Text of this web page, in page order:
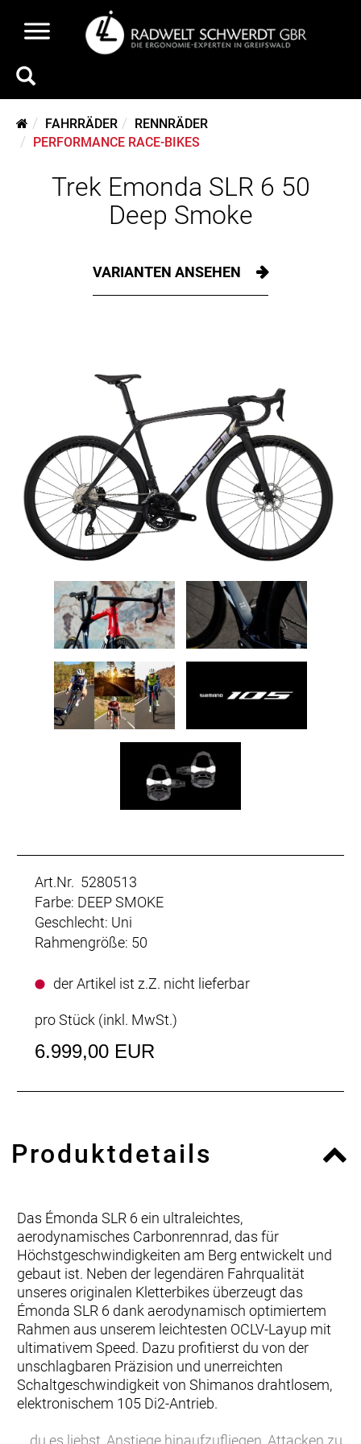
FAHRRÄDER
RENNRÄDER
PERFORMANCE RACE-BIKES
Trek Emonda SLR 6 50
Deep Smoke
VARIANTEN ANSEHEN
Art.Nr. 5280513
Farbe: DEEP SMOKE
Geschlecht: Uni
Rahmengröße: 50
der Artikel ist z.Z. nicht lieferbar
pro Stück (inkl. MwSt.)
6.999,00 EUR
Produktdetails
Das Émonda SLR 6 ein ultraleichtes,
aerodynamisches Carbonrennrad, das für
Höchstgeschwindigkeiten am Berg entwickelt und
gebaut ist. Neben der legendären Fahrqualität
unseres originalen Kletterbikes überzeugt das
Émonda SLR 6 dank aerodynamisch optimiertem
Rahmen aus unserem leichtesten OCLV-Layup mit
ultimativem Speed. Dazu profitierst du von der
unschlagbaren Präzision und unerreichten
Schaltgeschwindigkeit von Shimanos drahtlosem,
elektronischem 105 Di2-Antrieb.
… du es liebst, Anstiege hinaufzufliegen, Attacken zu